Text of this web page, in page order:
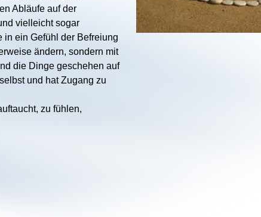
Abläufe auf der
vielleicht sogar
ein Gefühl der Befreiung
ändern, sondern mit
die Dinge geschehen auf
und hat Zugang zu
zu fühlen,